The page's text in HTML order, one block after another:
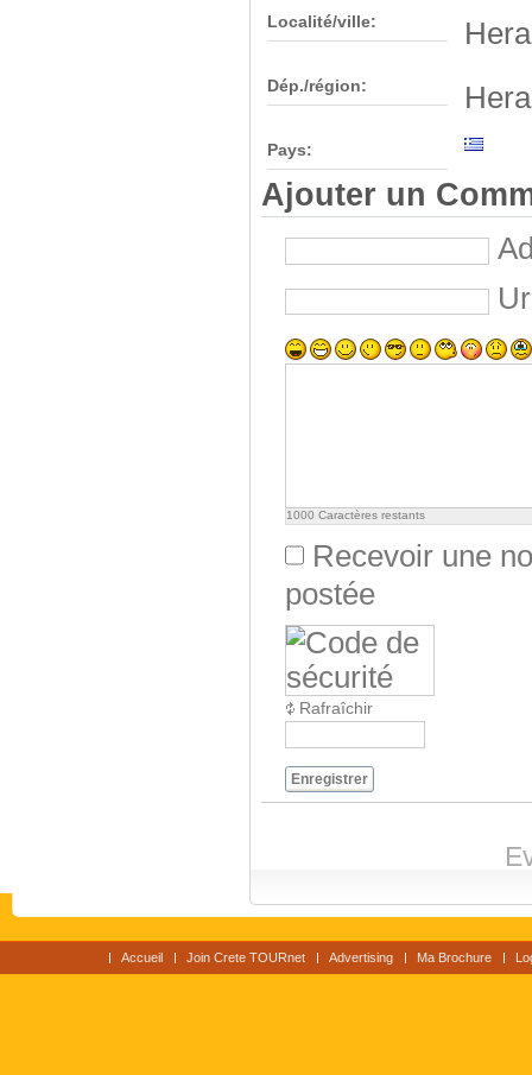
Localité/ville:
Dép./région:
Pays:
Ajouter un
1000 Caractères restants
Recevoir une
postée
Rafraîchir
Enregistrer
Accueil Join Crete TOURnet Advertising Ma Brochure